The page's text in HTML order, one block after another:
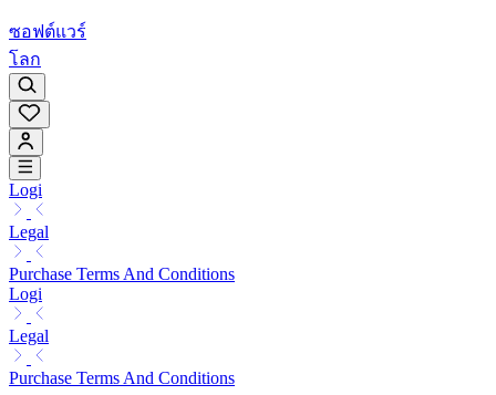
ซอฟต์แวร์
โลก
Logi
Legal
Purchase Terms And Conditions
Logi
Legal
Purchase Terms And Conditions